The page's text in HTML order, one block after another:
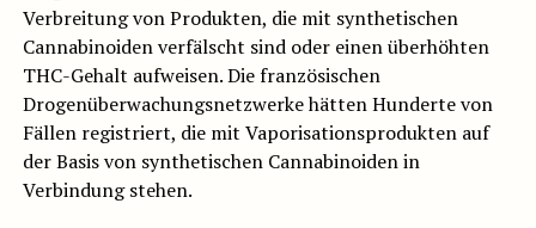
Verbreitung von Produkten, die mit synthetischen
Cannabinoiden verfälscht sind oder einen überhöhten
THC-Gehalt aufweisen. Die französischen
Drogenüberwachungsnetzwerke hätten Hunderte von
Fällen registriert, die mit Vaporisationsprodukten auf
der Basis von synthetischen Cannabinoiden in
Verbindung stehen.